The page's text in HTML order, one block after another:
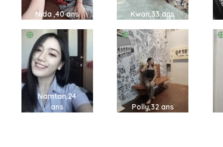
Nida ,40 ans Kwan,33 ans
Namtan,24
ans
Polly,32 ans